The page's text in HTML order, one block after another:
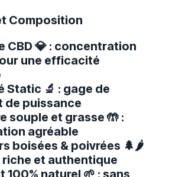
Composition
CBD 💎 : concentration
une efficacité
Static 🔬 : gage de
de puissance
souple et grasse 🤲 :
agréable
boisées & poivrées 🌲🌶️
riche et authentique
100% naturel 🌱 : sans